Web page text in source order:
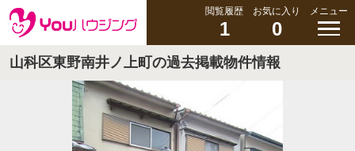
閲覧履歴
1
お気に入り
0
メニュー
山科区東野南井ノ上町の過去掲載物件情報